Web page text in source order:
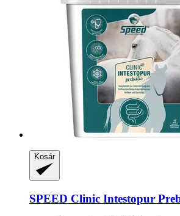
Kosár
SPEED Clinic Intestopur